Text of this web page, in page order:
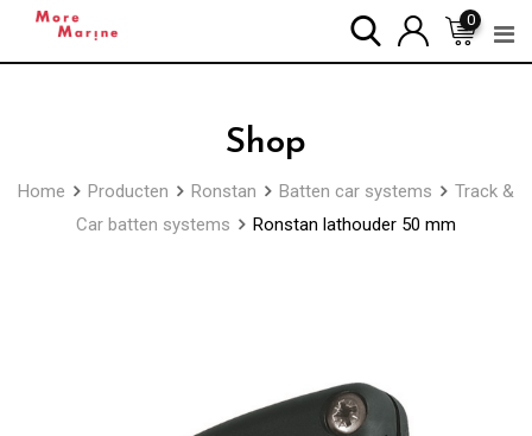
0
Shop
Home Producten Ronstan Batten car systems
Track &
Car batten systems
Ronstan lathouder 50 mm